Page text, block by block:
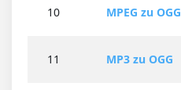
10 MPEG zu OGG
11 MP3 zu OGG